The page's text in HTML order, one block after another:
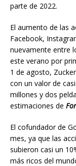
parte de 2022.
El aumento de las
Facebook,
nuevamente entre
este verano por
1 de agosto,
con un valor de
millones y dos
estimaciones de
El cofundador de
mes, ya que las
subieron casi un
más ricos del